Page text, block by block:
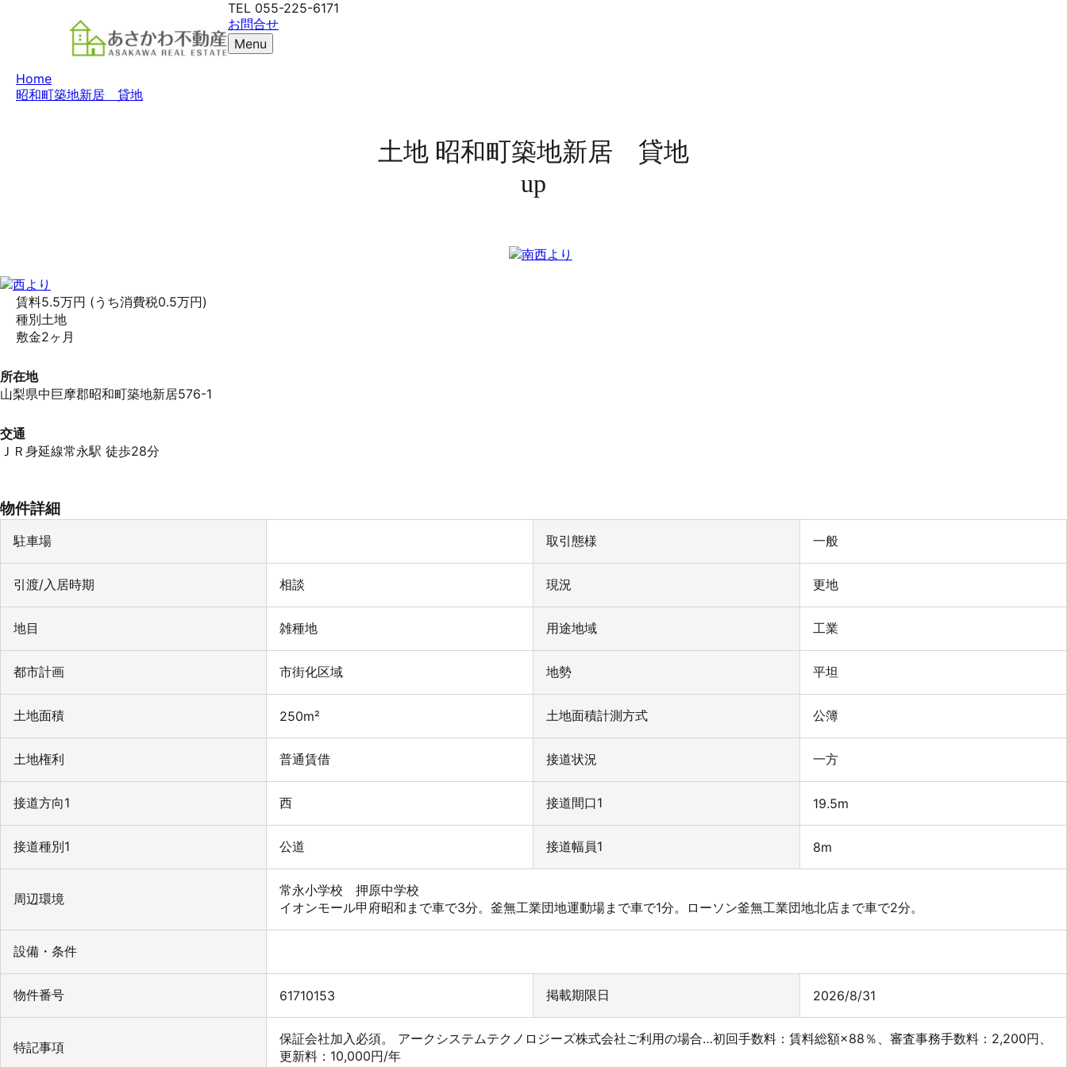
TEL 055-225-6171
お問合せ
Menu
Home
昭和町築地新居 貸地
土地 昭和町築地新居 貸地
up
賃料5.5万円 (うち消費税0.5万円)
種別土地
敷金2ヶ月
所在地
山梨県中巨摩郡昭和町築地新居576-1
交通
ＪＲ身延線常永駅 徒歩28分
物件詳細
駐車場 取引態様 一般
引渡/入居時期 相談 現況 更地
地目 雑種地 用途地域 工業
都市計画 市街化区域 地勢 平坦
土地面積 250m² 土地面積計測方式 公簿
土地権利 普通賃借 接道状況 一方
接道方向1 西 接道間口1 19.5m
接道種別1 公道 接道幅員1 8m
周辺環境
常永小学校 押原中学校
イオンモール甲府昭和まで車で3分。釜無工業団地運動場まで車で1分。ローソン釜無工業団地北店まで車で2分。
設備・条件
物件番号 61710153 掲載期限日 2026/8/31
特記事項
保証会社加入必須。 アークシステムテクノロジーズ株式会社ご利用の場合…初回手数料：賃料総額×88％、審査事務手数料：2,200円、
更新料：10,000円/年